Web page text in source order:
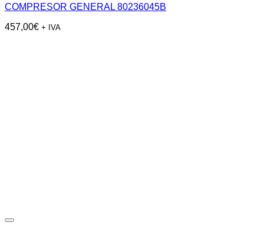
COMPRESOR GENERAL 80236045B
457,00€ + IVA